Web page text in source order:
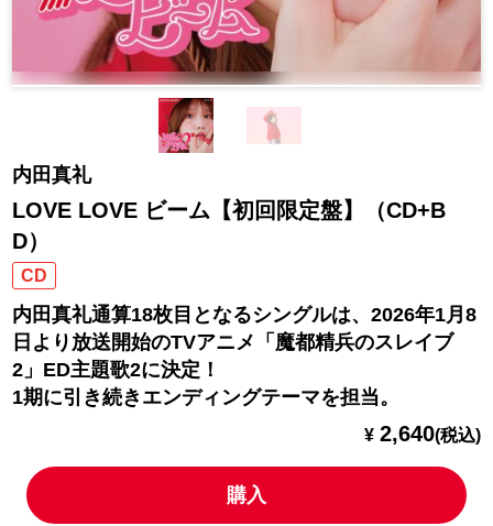
内田真礼
LOVE LOVE ビーム【初回限定盤】（CD+B
D）
CD
内田真礼通算18枚目となるシングルは、2026年1月8
日より放送開始のTVアニメ「魔都精兵のスレイブ
2」ED主題歌2に決定！
1期に引き続きエンディングテーマを担当。
¥ 2,640(税込)
購入